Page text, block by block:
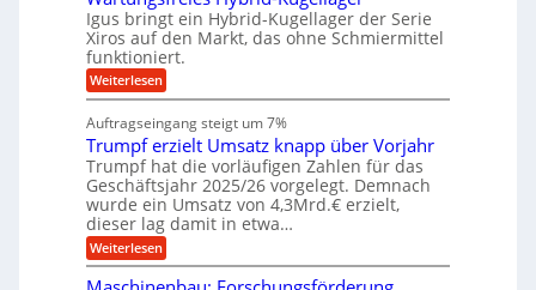
u
n
g
e
n
M
a
s
c
h
i
e
n
b
a
u
g
k
r
e
i
s
a
u
f
l
s
c
h
i
e
e
n
f
ü
h
r
u
n
g
e
Igus bringt ein Hybrid-Kugellager der Serie
Xiros auf den Markt, das ohne Schmiermittel
funktioniert.
Weiterlesen:
W
r
t
u
n
g
s
f
r
e
i
Auftragseingang steigt um 7%
Trumpf erzielt Umsatz knapp über Vorjahr
Trumpf hat die vorläufigen Zahlen für das
Geschäftsjahr 2025/26 vorgelegt. Demnach
wurde ein Umsatz von 4,3Mrd.€ erzielt,
dieser lag damit in etwa…
Weiterlesen:
T